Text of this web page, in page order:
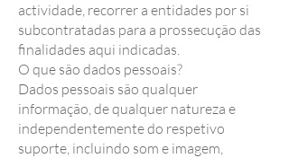
actividade, recorrer a entidades por si
subcontratadas para a prossecução das
finalidades aqui indicadas.
O que são dados pessoais?
Dados pessoais são qualquer
informação, de qualquer natureza e
independentemente do respetivo
suporte, incluindo som e imagem,